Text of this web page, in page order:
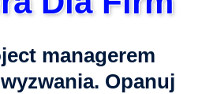
managerem
Opanuj